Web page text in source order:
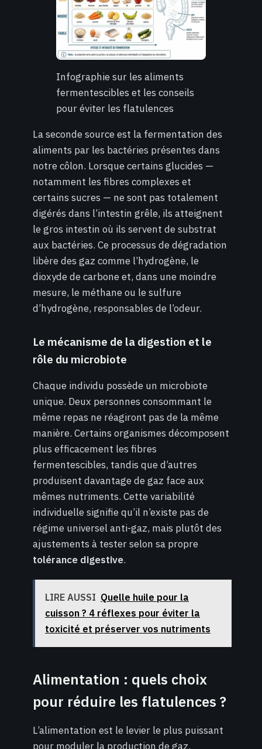
Infographie sur les aliments
fermentescibles et les conseils
pour éviter les flatulences
La seconde source est la fermentation des
aliments par les bactéries présentes dans
notre côlon. Lorsque certains glucides —
notamment les fibres complexes et
certains sucres — ne sont pas totalement
digérés dans l’intestin grêle, ils atteignent
le gros intestin où ils servent de substrat
aux bactéries. Ce processus de dégradation
libère des gaz comme l’hydrogène, le
dioxyde de carbone et, dans une moindre
mesure, le méthane ou le sulfure
d’hydrogène, responsables de l’odeur.
Le mécanisme de la digestion et le
rôle du microbiote
Chaque individu possède un microbiote
unique. Deux personnes consommant le
même repas ne réagiront pas de la même
manière. Certains organismes décomposent
plus efficacement les fibres
fermentescibles, tandis que d’autres
produisent davantage de gaz face aux
mêmes nutriments. Cette variabilité
individuelle signifie qu’il n’existe pas de
régime universel anti-gaz, mais plutôt des
ajustements à tester selon sa propre
tolérance digestive.
LIRE AUSSI Quelle huile pour la
cuisson ? 4 réflexes pour éviter la
toxicité et préserver vos nutriments
Alimentation : quels choix
pour réduire les flatulences ?
L’alimentation est le levier le plus puissant
pour moduler la production de gaz.